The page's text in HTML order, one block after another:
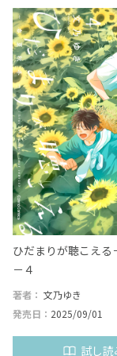
ひだまりが聴こえる
－４
著者： 文乃ゆき
発売日： 2025/09/01
試し読